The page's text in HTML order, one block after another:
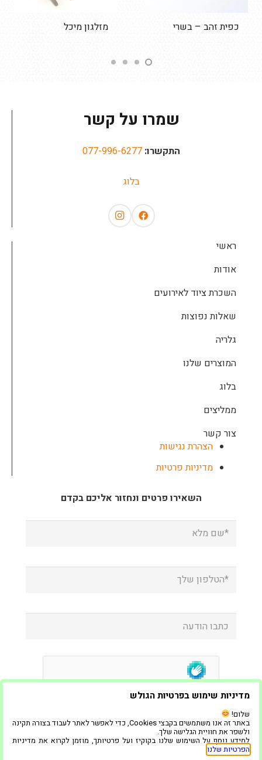
כפית זהב – בשרי מזלגון מיכל
שמרו על קשר
התקשרו: 077-996-6277
בלוג
ראשי
אודות
השכרת ציוד לאירועים
שאלות נפוצות
גלריה
המוצרים שלנו
בלוג
ממליצים
צור קשר
הצהרת נגישות
מדיניות פרטיות
השאירו פרטים ונחזור אליכם בקדם
מדיניות שימוש בפרטיות הגולש
שלום!
באתר זה אנו משתמשים בקבצי Cookies, כדי לאפשר לאתר לעבוד בצורה תקינה
ולשפר את חוויית הגלישה שלך.
למידע נוסף על השימוש שלנו בקוקיז ועל פרטיותך, מוזמן לקרוא את מדיניות
הפרטיות שלנו